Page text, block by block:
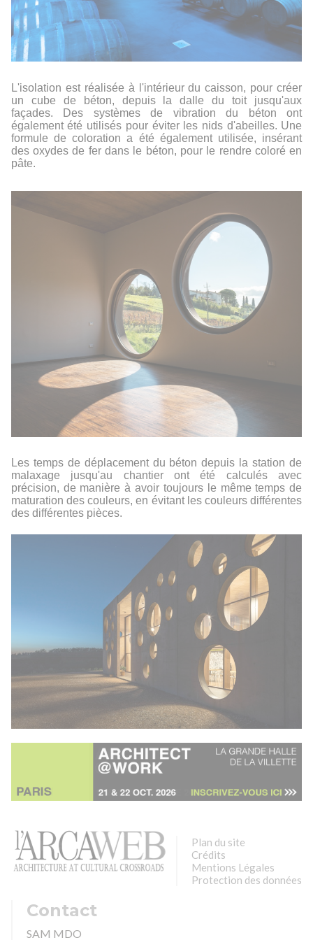
L'isolation est réalisée à l'intérieur du caisson, pour créer
un cube de béton, depuis la dalle du toit jusqu'aux
façades. Des systèmes de vibration du béton ont
également été utilisés pour éviter les nids d'abeilles. Une
formule de coloration a été également utilisée, insérant
des oxydes de fer dans le béton, pour le rendre coloré en
pâte.
Les temps de déplacement du béton depuis la station de
malaxage jusqu'au chantier ont été calculés avec
précision, de manière à avoir toujours le même temps de
maturation des couleurs, en évitant les couleurs différentes
des différentes pièces.
Plan du site
Crédits
Mentions Légales
Protection des données
Contact
SAM MDO